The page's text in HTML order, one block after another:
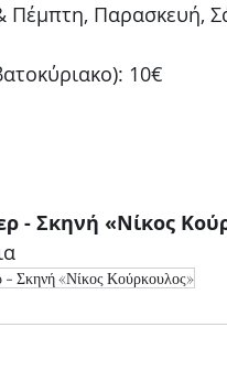
Πέμπτη, Παρασκευή,
10€
- Σκηνή «Νίκος
- Σκηνή «Νίκος Κούρκουλος»